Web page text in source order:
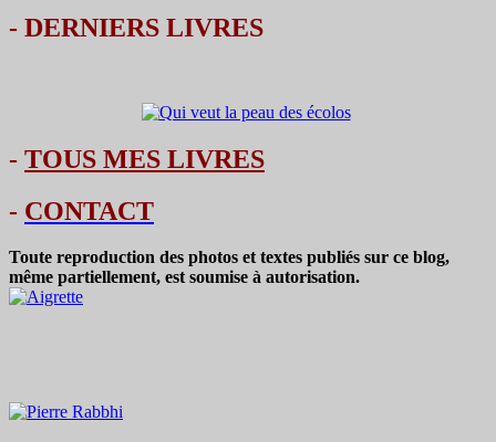
- DERNIERS LIVRES
- TOUS MES LIVRES
- CONTACT
Toute reproduction des photos et textes publiés sur ce blog,
même partiellement, est soumise à autorisation.